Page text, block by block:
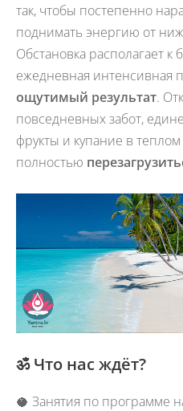
так, чтобы постепенно
поднимать энергию от
Обстановка располагает к
ежедневная интенсивная
ощутимый результат.
повседневных забот,
фрукты и купание в
полностью
ॐЧто нас ждёт?
🥥 Занятия по программе